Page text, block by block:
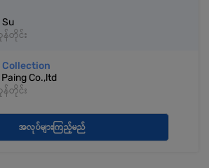
Su
န်တိုင်း
Collection
Co.,ltd
န်တိုင်း
အလုပ်များကြည့်မည်